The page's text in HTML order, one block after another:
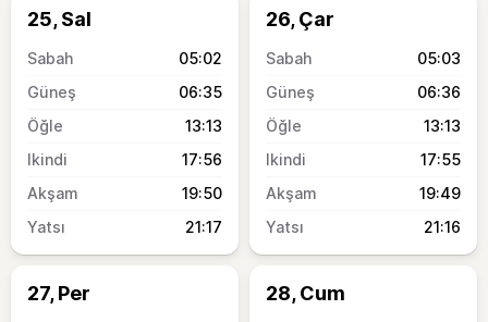
25, Sal
05:02
06:35
13:13
17:56
19:50
21:17
26, Çar
05:03
06:36
13:13
17:55
19:49
21:16
27, Per 28, Cum